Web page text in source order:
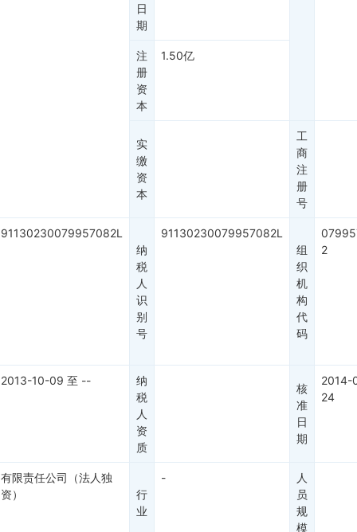
日
期
注
册
资
本
1.50亿
实
缴
资
本
工
商
注
册
号
91130230079957082L
纳
税
人
识
别
号
91130230079957082L
组
织
机
构
代
码
2
2013-10-09 至 --
纳
税
人
资
质
核
准
日
期
2014-
24
有限责任公司（法人独
资）
行
业
-
人
员
规
模